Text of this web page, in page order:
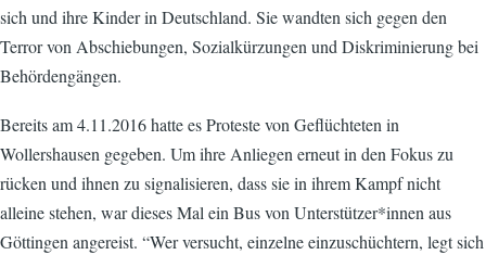
sich und ihre Kinder in Deutschland. Sie wandten sich gegen den
Terror von Abschiebungen, Sozialkürzungen und Diskriminierung bei
Behördengängen.
Bereits am 4.11.2016 hatte es Proteste von Geflüchteten in
Wollershausen gegeben. Um ihre Anliegen erneut in den Fokus zu
rücken und ihnen zu signalisieren, dass sie in ihrem Kampf nicht
alleine stehen, war dieses Mal ein Bus von Unterstützer*innen aus
Göttingen angereist. “Wer versucht, einzelne einzuschüchtern, legt sich